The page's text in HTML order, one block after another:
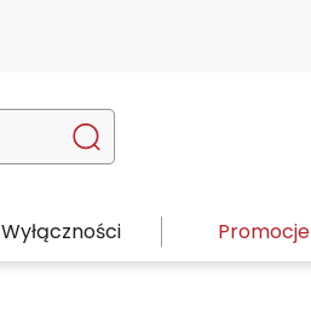
Wyłączności Promocje